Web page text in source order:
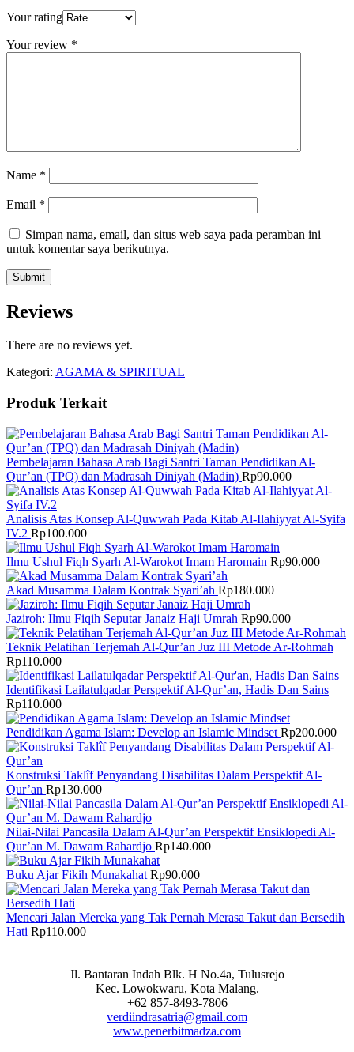
Your rating
Your review *
Name *
Email *
Simpan nama, email, dan situs web saya pada peramban ini
untuk komentar saya berikutnya.
Reviews
There are no reviews yet.
Kategori: AGAMA & SPIRITUAL
Produk Terkait
Pembelajaran Bahasa Arab Bagi Santri Taman Pendidikan Al-
Qur’an (TPQ) dan Madrasah Diniyah (Madin) Rp90.000
Analisis Atas Konsep Al-Quwwah Pada Kitab Al-Ilahiyyat Al-Syifa
IV.2 Rp100.000
Ilmu Ushul Fiqh Syarh Al-Warokot Imam Haromain Rp90.000
Akad Musamma Dalam Kontrak Syari’ah Rp180.000
Jaziroh: Ilmu Fiqih Seputar Janaiz Haji Umrah Rp90.000
Teknik Pelatihan Terjemah Al-Qur’an Juz III Metode Ar-Rohmah
Rp110.000
Identifikasi Lailatulqadar Perspektif Al-Qur’an, Hadis Dan Sains
Rp110.000
Pendidikan Agama Islam: Develop an Islamic Mindset Rp200.000
Konstruksi Taklîf Penyandang Disabilitas Dalam Perspektif Al-
Qur’an Rp130.000
Nilai-Nilai Pancasila Dalam Al-Qur’an Perspektif Ensiklopedi Al-
Qur’an M. Dawam Rahardjo Rp140.000
Buku Ajar Fikih Munakahat Rp90.000
Mencari Jalan Mereka yang Tak Pernah Merasa Takut dan Bersedih
Hati Rp110.000
Jl. Bantaran Indah Blk. H No.4a, Tulusrejo
Kec. Lowokwaru, Kota Malang.
+62 857-8493-7806
verdiindrasatria@gmail.com
www.penerbitmadza.com